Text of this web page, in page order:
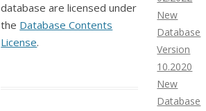
database are licensed under
the Database Contents
License.
New
Database
Version
10.2020
New
Database